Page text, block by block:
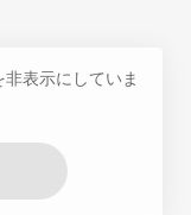
表示にしていま